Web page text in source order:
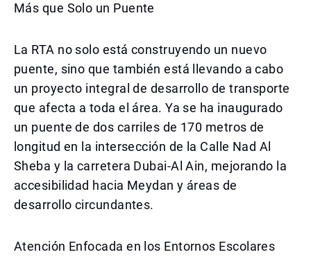
Más que Solo un Puente
La RTA no solo está construyendo un nuevo
puente, sino que también está llevando a cabo
un proyecto integral de desarrollo de transporte
que afecta a toda el área. Ya se ha inaugurado
un puente de dos carriles de 170 metros de
longitud en la intersección de la Calle Nad Al
Sheba y la carretera Dubai-Al Ain, mejorando la
accesibilidad hacia Meydan y áreas de
desarrollo circundantes.
Atención Enfocada en los Entornos Escolares